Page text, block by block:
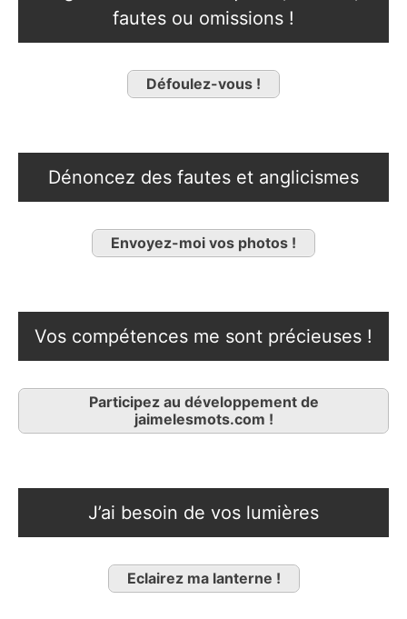
fautes ou omissions !
Défoulez-vous !
Dénoncez des fautes et anglicismes
Envoyez-moi vos photos !
Vos compétences me sont précieuses !
Participez au développement de
jaimelesmots.com !
J’ai besoin de vos lumières
Eclairez ma lanterne !